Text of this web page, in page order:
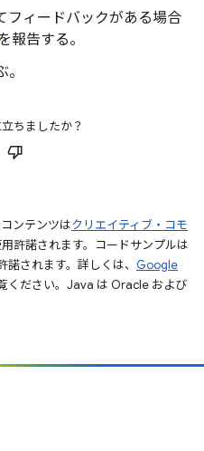
フィードバックがある場合
報告する。
ちましたか？
ンテンツはクリエイティブ・コモ
許諾されます。コードサンプルは
諾されます。詳しくは、 Google
ください。Java は Oracle および